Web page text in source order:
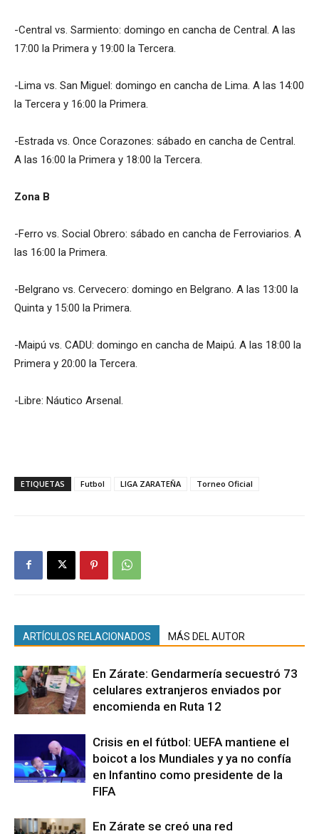
-Central vs. Sarmiento: domingo en cancha de Central. A las
17:00 la Primera y 19:00 la Tercera.
-Lima vs. San Miguel: domingo en cancha de Lima. A las 14:00
la Tercera y 16:00 la Primera.
-Estrada vs. Once Corazones: sábado en cancha de Central.
A las 16:00 la Primera y 18:00 la Tercera.
Zona B
-Ferro vs. Social Obrero: sábado en cancha de Ferroviarios. A
las 16:00 la Primera.
-Belgrano vs. Cervecero: domingo en Belgrano. A las 13:00 la
Quinta y 15:00 la Primera.
-Maipú vs. CADU: domingo en cancha de Maipú. A las 18:00 la
Primera y 20:00 la Tercera.
-Libre: Náutico Arsenal.
ETIQUETAS Futbol LIGA ZARATEÑA Torneo Oficial
ARTÍCULOS RELACIONADOS MÁS DEL AUTOR
En Zárate: Gendarmería secuestró 73
celulares extranjeros enviados por
encomienda en Ruta 12
Crisis en el fútbol: UEFA mantiene el
boicot a los Mundiales y ya no confía
en Infantino como presidente de la
FIFA
En Zárate se creó una red